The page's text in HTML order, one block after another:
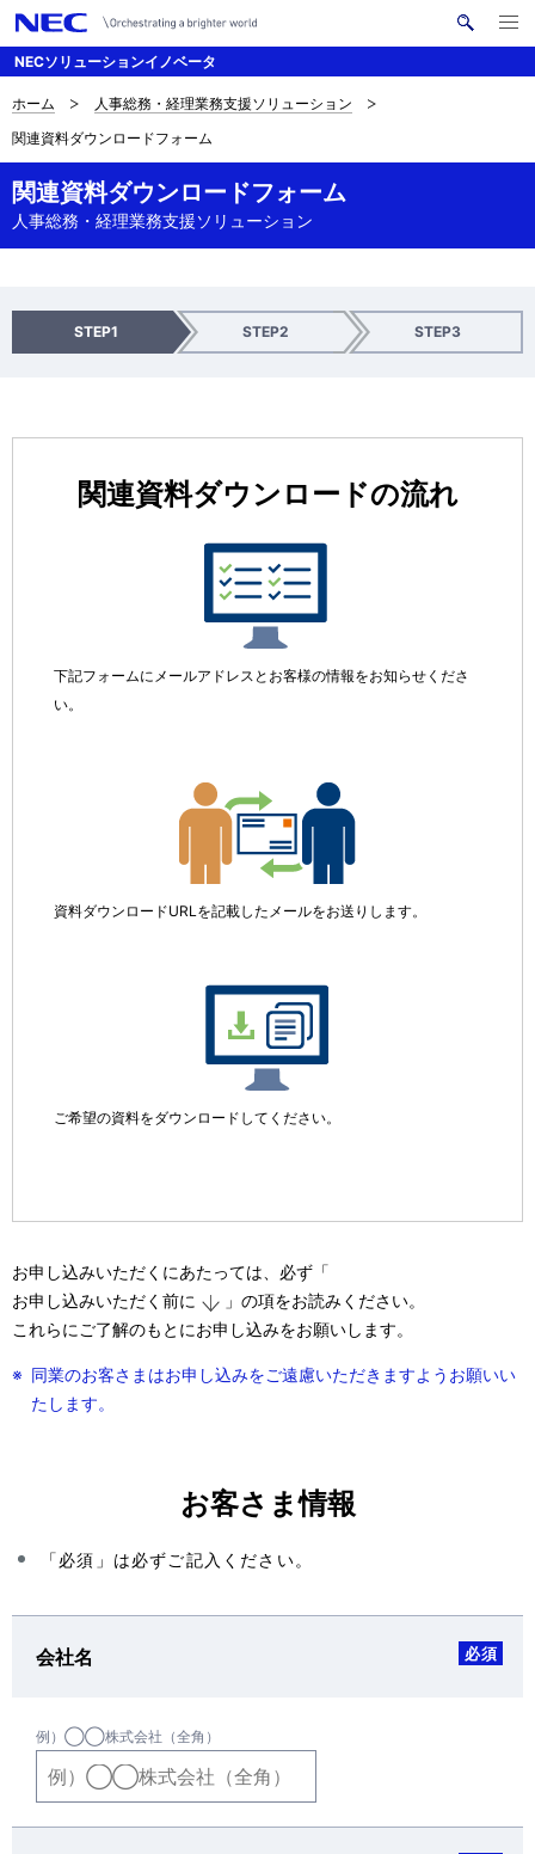
NECソリューションイノベータ
メ
ニ
ナ
ビ
ゲ
ー
サ
イ
ト
内
ホーム
人事総務・経理業務支援ソリューション
関連資料ダウンロードフォーム
関連資料ダウンロードフォーム
人事総務・経理業務支援ソリューション
STEP1
力
STEP2
認
STEP3送
信
関連資料ダウンロードの流れ
下記フォームにメールアドレスとお客様の情報をお知らせくださ
い。
資料ダウンロードURLを記載したメールをお送りします。
ご希望の資料をダウンロードしてください。
お申し込みいただくにあたっては、必ず「
お申し込みいただく前に
」の項をお読みください。
これらにご了解のもとにお申し込みをお願いします。
※ 同業のお客さまはお申し込みをご遠慮いただきますようお願いい
たします。
お客さま情報
「必須」は必ずご記入ください。
会社名 必須
例）◯◯株式会社（全角）